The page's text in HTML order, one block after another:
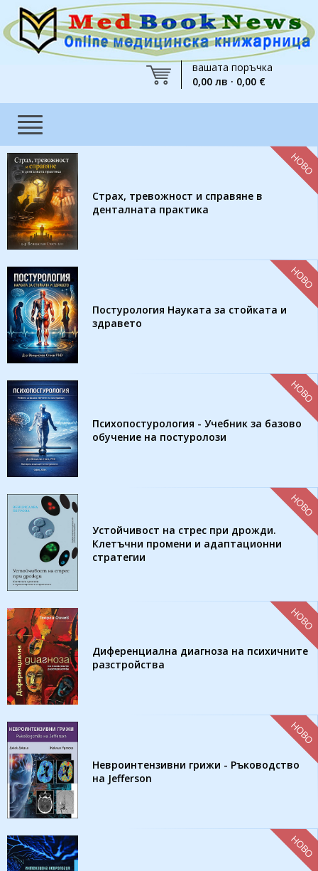
вашата поръчка
0,00 лв · 0,00 €
Страх, тревожност и справяне в
денталната практика
НОВО
Постурология Науката за стойката и
здравето
НОВО
Психопостурология - Учебник за базово
обучение на постуролози
НОВО
Устойчивост на стрес при дрожди.
Клетъчни промени и адаптационни
стратегии
НОВО
Диференциална диагноза на психичните
разстройства
НОВО
Невроинтензивни грижи - Ръководство
на Jefferson
НОВО
НОВО